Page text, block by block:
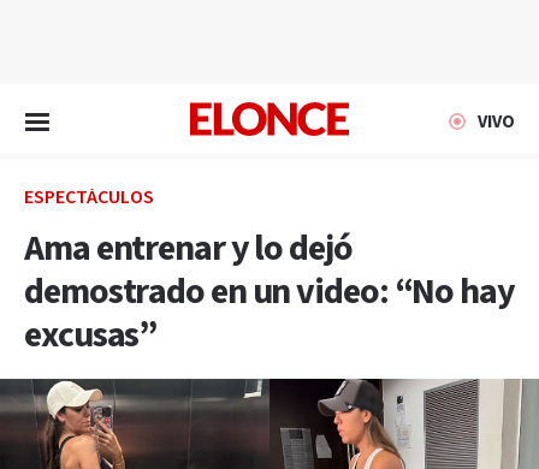
VIVO
ESPECTÁCULOS
Ama entrenar y lo dejó
demostrado en un video: “No hay
excusas”